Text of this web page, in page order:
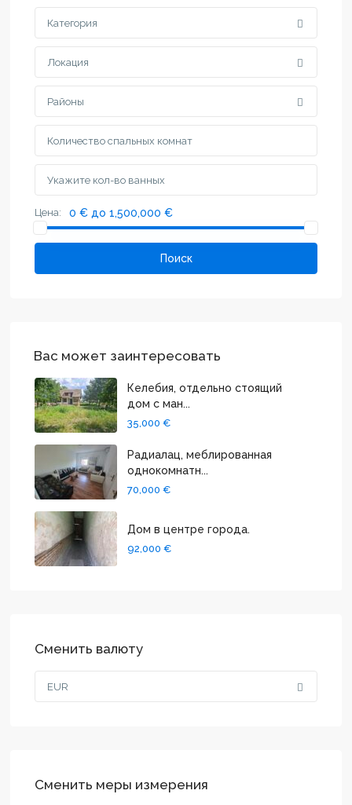
Категория
Локация
Районы
Цена: 0 € до 1,500,000 €
Поиск
Вас может заинтересовать
Келебия, отдельно стоящий
дом с ман...
35,000 €
Радиалац, меблированная
однокомнатн...
70,000 €
Дом в центре города.
92,000 €
Сменить валюту
EUR
Сменить меры измерения